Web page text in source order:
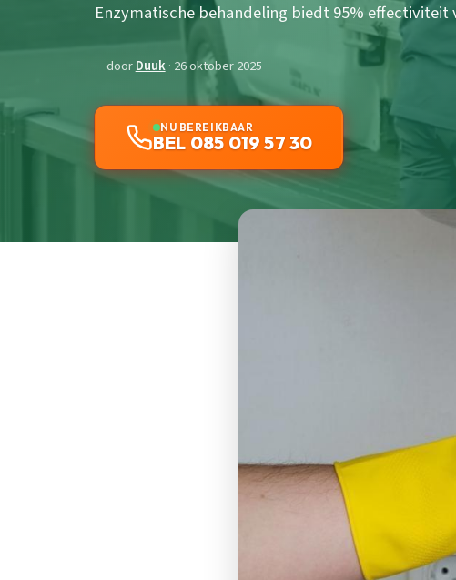
Enzymatische behandeling biedt 95%
doorDuuk· 26 oktober 2025
NU BEREIKBAAR
BEL 085 019 57 30